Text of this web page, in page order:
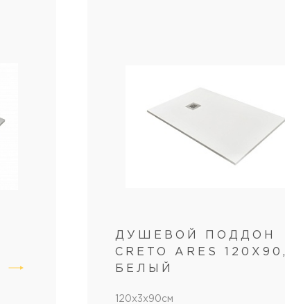
ДУШЕВОЙ ПОДДОН
CRETO ARES 120X90,
БЕЛЫЙ
120x3x90см